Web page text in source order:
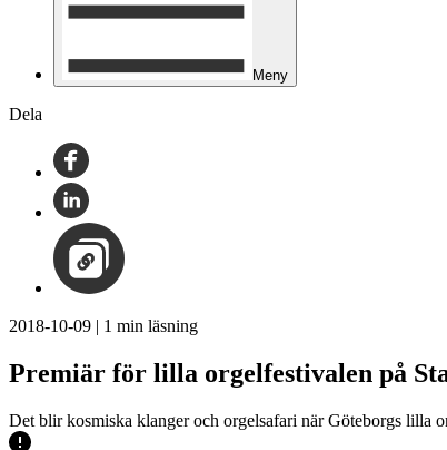
Meny
Dela
2018-10-09 | 1 min läsning
Premiär för lilla orgelfestivalen på
Det blir kosmiska klanger och orgelsafari när Göteborgs lilla